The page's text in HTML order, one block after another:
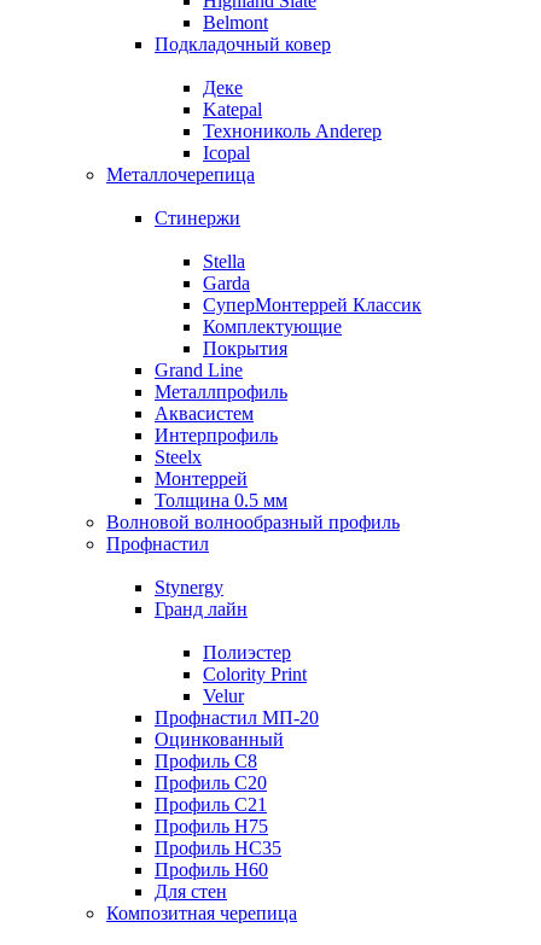
Belmont
Подкладочный ковер
Деке
Katepal
Технониколь Anderep
Icopal
Металлочерепица
Стинержи
Stella
Garda
СуперМонтеррей Классик
Комплектующие
Покрытия
Grand Line
Металлпрофиль
Аквасистем
Интерпрофиль
Steelx
Монтеррей
Толщина 0.5 мм
Волновой волнообразный профиль
Профнастил
Stynergy
Гранд лайн
Полиэстер
Colority Print
Velur
Профнастил МП-20
Оцинкованный
Профиль С8
Профиль С20
Профиль С21
Профиль Н75
Профиль НС35
Профиль Н60
Для стен
Композитная черепица